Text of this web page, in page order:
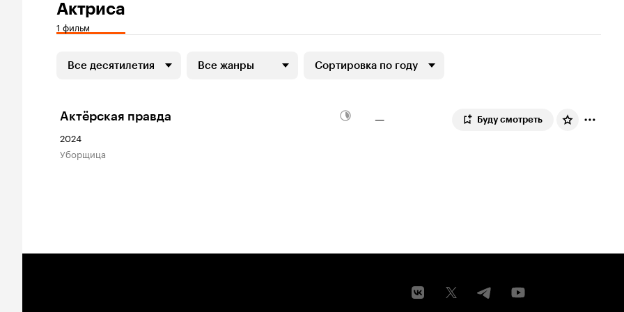
Актриса
1 фильм
Все десятилетия Все жанры Сортировка по году
Актёрская правда
2024
Уборщица
— Буду смотреть